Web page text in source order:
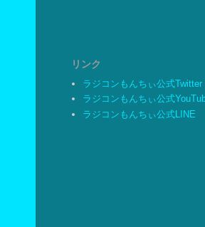
リンク
ラジコンもんちぃ公式Twitter
ラジコンもんちぃ公式
ラジコンもんちぃ公式LINE